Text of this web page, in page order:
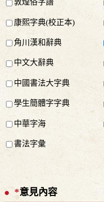
敦煌俗字譜
康熙字典(校正本)
角川漢和辭典
中文大辭典
中國書法大字典
學生簡體字字典
中華字海
書法字彙
*意見內容